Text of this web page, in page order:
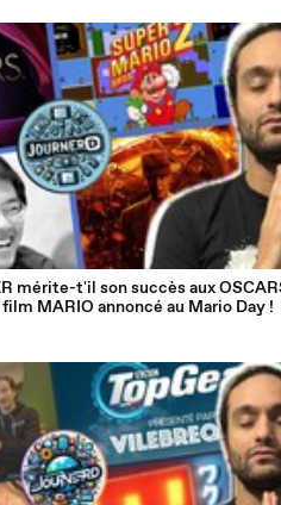
mérite-t'il son succès aux
MARIO annoncé au Mario Day !